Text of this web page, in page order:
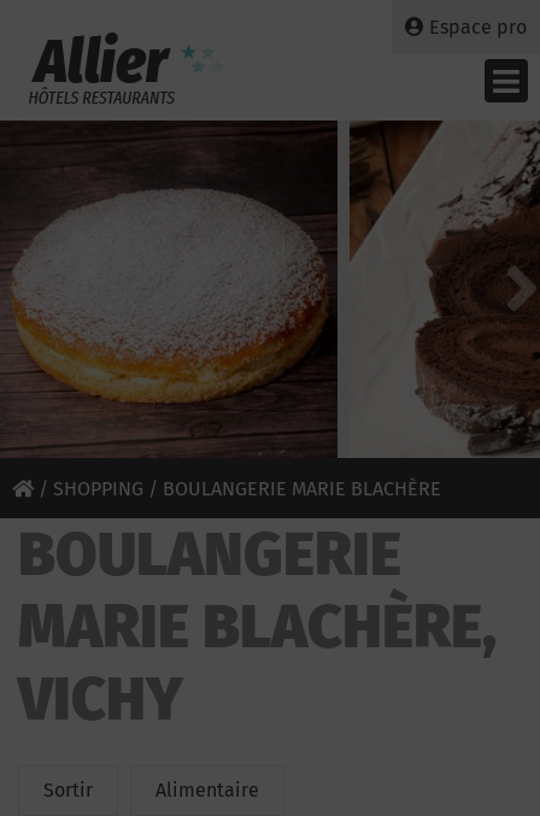
Espace pro
/ SHOPPING / BOULANGERIE MARIE BLACHÈRE
BOULANGERIE
MARIE BLACHÈRE,
VICHY
Sortir Alimentaire